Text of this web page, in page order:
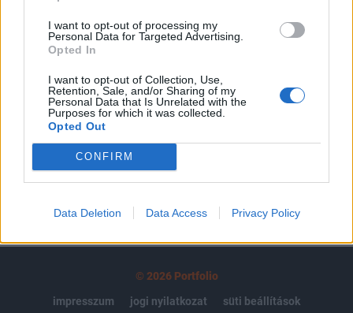
I want to opt-out of processing my
Personal Data for Targeted Advertising.
Opted In
I want to opt-out of Collection, Use,
Retention, Sale, and/or Sharing of my
Personal Data that Is Unrelated with the
Purposes for which it was collected.
Opted Out
CONFIRM
Data Deletion Data Access Privacy Policy
Kötéslisták: BÉT elmúlt 2 év napon belüli
kötéslistái
Előfizetés
MÁR ELŐFIZETŐNK VAGY?
© 2026 Portfolio
impresszum
jogi nyilatkozat
süti beállítások